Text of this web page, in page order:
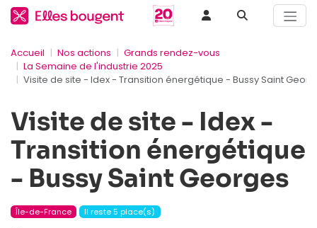
Accueil Nos actions
Grands rendez-vous
La Semaine de l'industrie 2025
Visite de site - Idex - Transition énergétique - Bussy Saint
Visite de site - Idex -
Transition énergétique
- Bussy Saint Georges
Île-de-France Il reste 5 place(s)